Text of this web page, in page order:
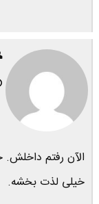
الآن رفتم داخلش.
خیلی لذت بخشه.